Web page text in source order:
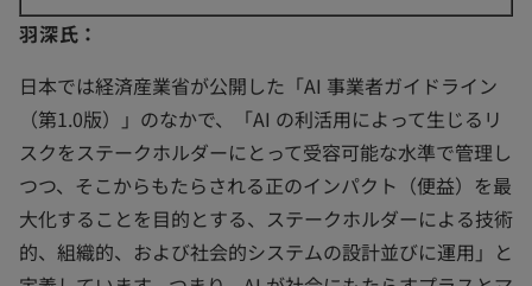
羽深氏：
日本では経済産業省が公開した「AI 事業者ガイドライン
（第1.0版）」のなかで、「AI の利活用によって生じるリ
スクをステークホルダーにとって受容可能な水準で管理し
つつ、そこからもたらされる正のインパクト（便益）を最
大化することを目的とする、ステークホルダーによる技術
的、組織的、および社会的システムの設計並びに運用」と